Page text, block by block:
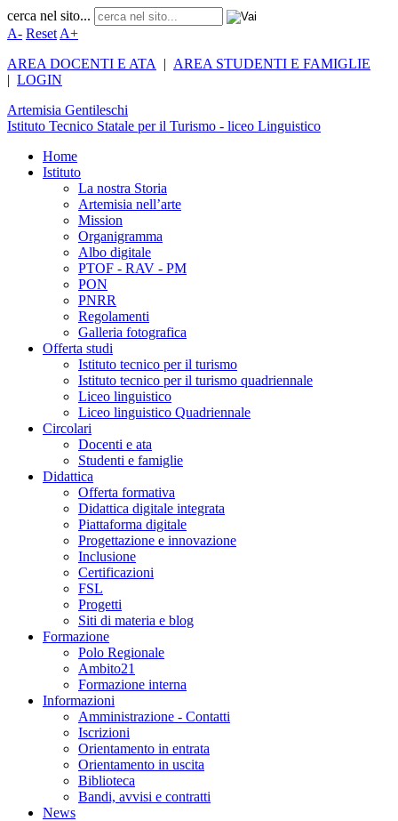
cerca nel sito...
A- Reset A+
AREA DOCENTI E ATA
| AREA STUDENTI E FAMIGLIE
| LOGIN
Artemisia Gentileschi
Istituto Tecnico Statale per il Turismo - liceo Linguistico
Home
Istituto
La nostra Storia
Artemisia nell’arte
Mission
Organigramma
Albo digitale
PTOF - RAV - PM
PON
PNRR
Regolamenti
Galleria fotografica
Offerta studi
Istituto tecnico per il turismo
Istituto tecnico per il turismo quadriennale
Liceo linguistico
Liceo linguistico Quadriennale
Circolari
Docenti e ata
Studenti e famiglie
Didattica
Offerta formativa
Didattica digitale integrata
Piattaforma digitale
Progettazione e innovazione
Inclusione
Certificazioni
FSL
Progetti
Siti di materia e blog
Formazione
Polo Regionale
Ambito21
Formazione interna
Informazioni
Amministrazione - Contatti
Iscrizioni
Orientamento in entrata
Orientamento in uscita
Biblioteca
Bandi, avvisi e contratti
News